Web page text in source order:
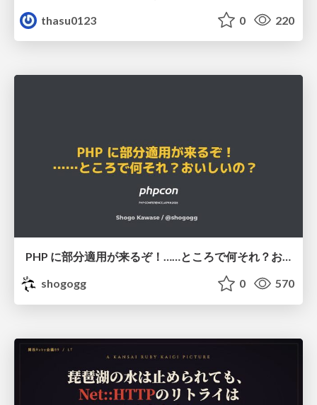
thasu0123
0 220
PHP に部分適用が来るぞ！……ところで何それ？おいしいの？ #phpcon / phpcon-2026
shogogg
0 570